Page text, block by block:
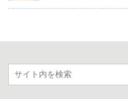
マラインを維持